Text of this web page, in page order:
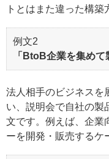
トとはまた違った構築
例文2
「BtoB企業を集めて
法人相手のビジネスを
い、説明会で自社の製
文です。例えば、企業
ーを開発・販売するケ